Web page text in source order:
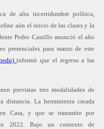
en en
Twitter
de alta incertidumbre política,
aún el inicio de las clases y la
Pedro Castillo anunció el año
presenciales para marzo de este
informó que el regreso a las
previstas tres modalidades de
distancia. La herramienta creada
Casa, y que se transmite por
2022. Bajo un contexto de